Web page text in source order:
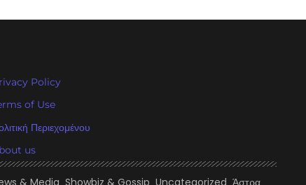
Policy
of Use
Περιεχομένου
us
& Media Showbiz & Gossip Uncategorized Άστρα